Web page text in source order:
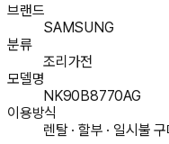
브랜드
SAMSUNG
분류
조리가전
모델명
NK90B8770AG
이용방식
렌탈 · 할부 · 일시불